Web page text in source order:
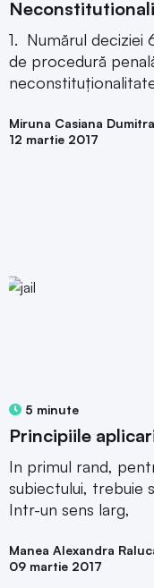
1. Numărul
de procedură
Miruna Casiana
12 martie 2017
5 minute
Principiile
In primul rand,
subiectului, trebuie
Intr-un sens larg,
Manea Alexandra
09 martie 2017